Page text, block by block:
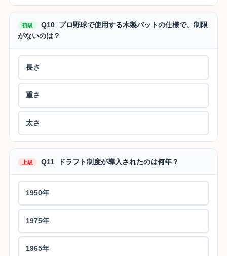
初級
Q10 プロ野球で使用する木製バットの仕様で、制限
がないのは？
長さ
重さ
太さ
上級 Q11 ドラフト制度が導入されたのは何年？
1950年
1975年
1965年